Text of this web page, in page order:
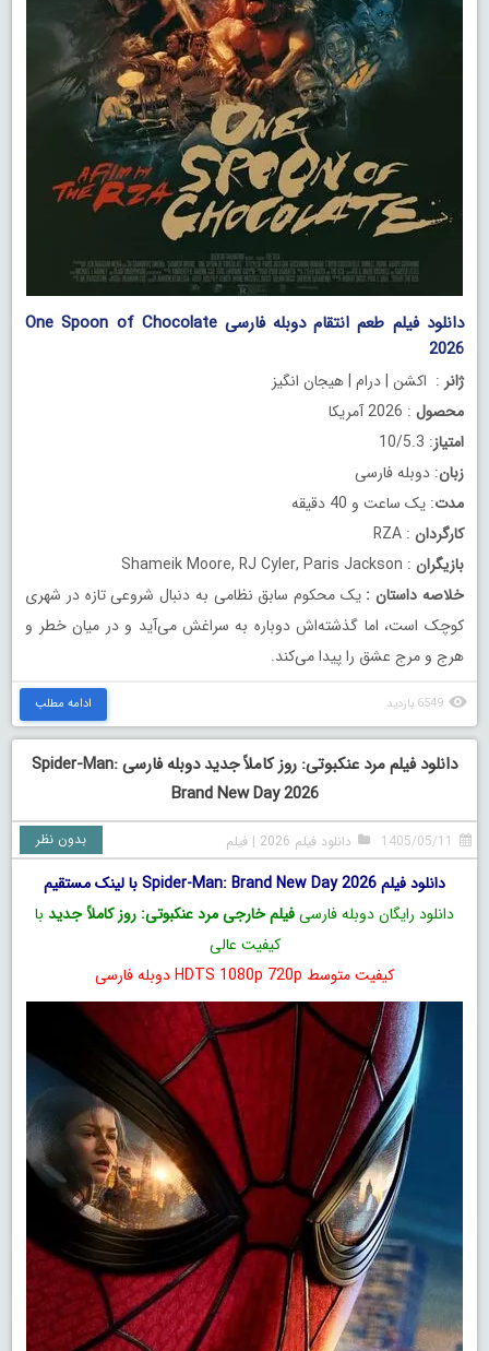
دانلود فیلم طعم انتقام دوبله فارسی One Spoon of Chocolate
2026
ژانر : اکشن | درام | هیجان انگیز
محصول : 2026 آمریکا
امتیاز: 10/5.3
زبان: دوبله فارسی
مدت: یک ساعت و 40 دقیقه
کارگردان : RZA
بازیگران : Shameik Moore, RJ Cyler, Paris Jackson
خلاصه داستان : یک محکوم سابق نظامی به دنبال شروعی تازه در شهری
کوچک است، اما گذشته‌اش دوباره به سراغش می‌آید و در میان خطر و
هرج و مرج عشق را پیدا می‌کند.
6549 بازدید ادامه مطلب
دانلود فیلم مرد عنکبوتی: روز کاملاً جدید دوبله فارسی Spider-Man:
Brand New Day 2026
1405/05/11 دانلود فیلم 2026 |فیلم بدون نظر
دانلود فیلم Spider-Man: Brand New Day 2026 با لینک مستقیم
دانلود رایگان دوبله فارسیفیلم خارجی مرد عنکبوتی: روز کاملاً جدید با
کیفیت عالی
کیفیت متوسط HDTS 1080p 720p دوبله فارسی